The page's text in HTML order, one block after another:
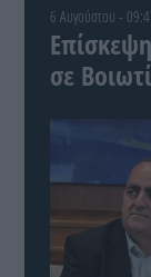
6 Αυγούστου -
σε